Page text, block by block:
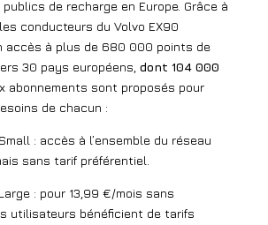
de recharge en Europe. Grâce à
conducteurs du Volvo EX90
accès à plus de 680 000 points de
30 pays européens, dont 104 000
abonnements sont proposés pour
de chacun :
: accès à l’ensemble du réseau
sans tarif préférentiel.
: pour 13,99 €/mois sans
utilisateurs bénéficient de tarifs